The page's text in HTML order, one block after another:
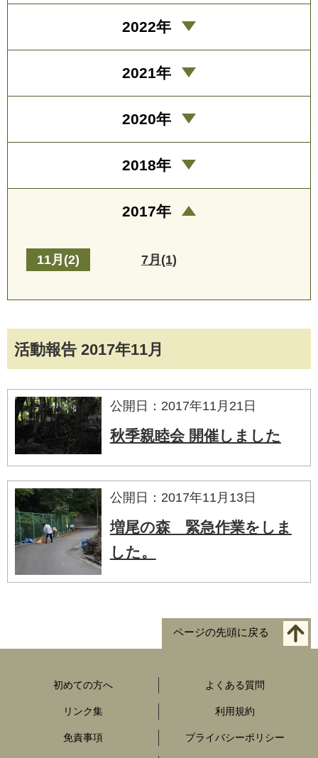
活動報告 2017年11月
公開日：2017年11月21日
秋季親睦会 開催しました
公開日：2017年11月13日
増尾の森 緊急作業をしま
した。
2022年
2021年
2020年
2018年
2017年
11月(2) 7月(1)
ページの先頭に戻る
初めての方へ よくある質問
リンク集 利用規約
免責事項 プライバシーポリシー